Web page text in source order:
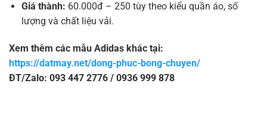
Giá thành: 60.000đ – 250 tùy theo kiểu quần áo, số
lượng và chất liệu vải.
Xem thêm các mẫu Adidas khác tại:
https://datmay.net/dong-phuc-bong-chuyen/
ĐT/Zalo: 093 447 2776 / 0936 999 878